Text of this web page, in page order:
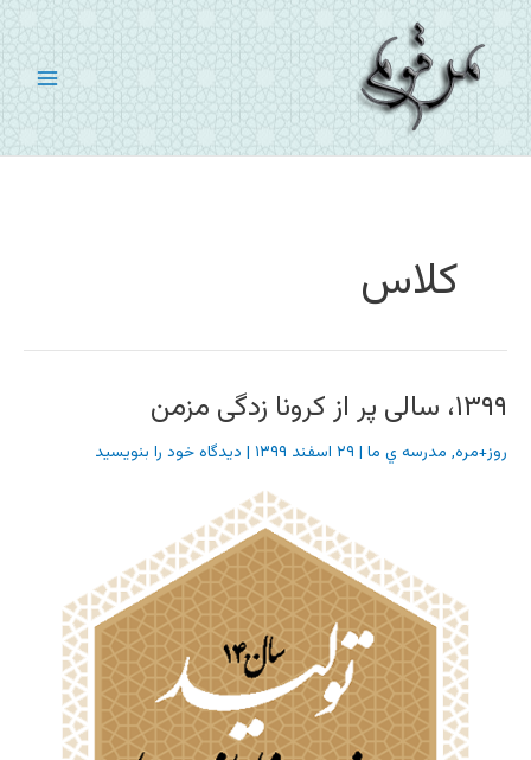
پرش
به
محتوا
کلاس
۱۳۹۹، سالی پر از کرونا زدگی مزمن
روز+مره, مدرسه ي ما | ۲۹ اسفند ۱۳۹۹ | دیدگاه‌ خود را بنویسید